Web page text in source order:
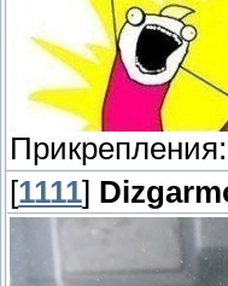
Прикрепления:
[1111]